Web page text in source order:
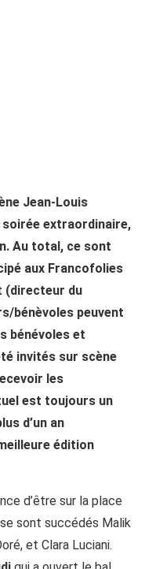
Jean-Louis
soirée extraordinaire,
Au total, ce sont
aux Francofolies
(directeur du
bénèvoles peuvent
bénévoles et
invités sur scène
les
est toujours un
d’un an
édition
d’être sur la place
sont succédés Malik
et Clara Luciani.